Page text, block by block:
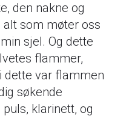
den nakne og
som møter oss
sjel. Og dette
flammer,
dette var flammen
søkende
klarinett, og